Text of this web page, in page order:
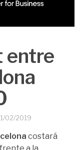
entre
02/2019
costará